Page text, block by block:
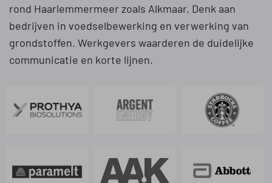
rond Haarlemmermeer zoals Alkmaar. Denk aan
bedrijven in voedselbewerking en verwerking van
grondstoffen. Werkgevers waarderen de duidelijke
communicatie en korte lijnen.